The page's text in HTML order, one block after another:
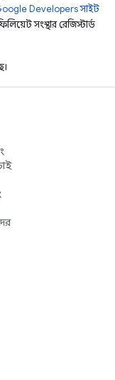
Developers সাইট
সংস্থার রেজিস্টার্ড